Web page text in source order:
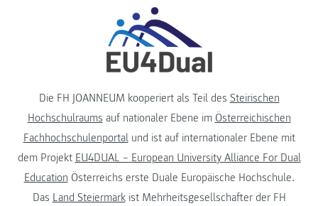
Die FH JOANNEUM kooperiert als Teil des Steirischen
Hochschulraums auf nationaler Ebene im Österreichischen
Fachhochschulenportalund ist auf internationaler Ebene mit
dem Projekt EU4DUAL – European University Alliance For Dual
Education Österreichs erste Duale Europäische Hochschule.
Das Land Steiermarkist Mehrheitsgesellschafter der FH